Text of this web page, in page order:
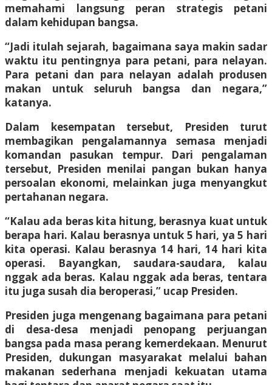
memahami langsung peran strategis petani
dalam kehidupan bangsa.
“Jadi itulah sejarah, bagaimana saya makin sadar
waktu itu pentingnya para petani, para nelayan.
Para petani dan para nelayan adalah produsen
makan untuk seluruh bangsa dan negara,”
katanya.
Dalam kesempatan tersebut, Presiden turut
membagikan pengalamannya semasa menjadi
komandan pasukan tempur. Dari pengalaman
tersebut, Presiden menilai pangan bukan hanya
persoalan ekonomi, melainkan juga menyangkut
pertahanan negara.
“Kalau ada beras kita hitung, berasnya kuat untuk
berapa hari. Kalau berasnya untuk 5 hari, ya 5 hari
kita operasi. Kalau berasnya 14 hari, 14 hari kita
operasi. Bayangkan, saudara-saudara, kalau
nggak ada beras. Kalau nggak ada beras, tentara
itu juga susah dia beroperasi,” ucap Presiden.
Presiden juga mengenang bagaimana para petani
di desa-desa menjadi penopang perjuangan
bangsa pada masa perang kemerdekaan. Menurut
Presiden, dukungan masyarakat melalui bahan
makanan sederhana menjadi kekuatan utama